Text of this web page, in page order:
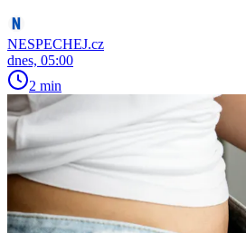
NESPECHEJ.cz
dnes, 05:00
2 min